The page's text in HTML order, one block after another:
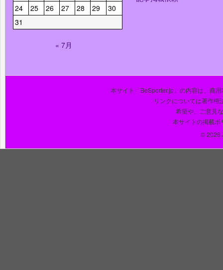
24
25 26 27 28 29
30
31
« 7月
本サイト「BeSporter.jp」の内容は、商
リンクについては著作権
希望や、ご意見
本サイトの掲載ポ
© 2026